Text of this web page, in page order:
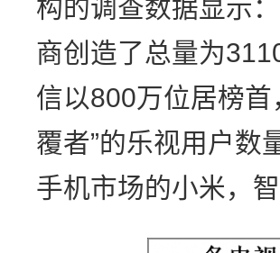
构的调查数据显示
商创造了总量为
信以800万位居榜
覆者”的乐视用户数
手机市场的小米，